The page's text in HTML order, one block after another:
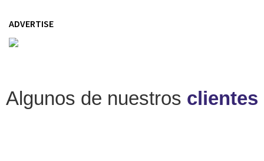
ADVERTISE
Algunos de nuestros clientes